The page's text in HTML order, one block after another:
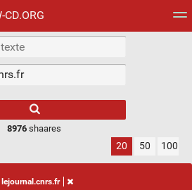
d'images
8976 shaares
20 50 100
lejournal.cnrs.fr